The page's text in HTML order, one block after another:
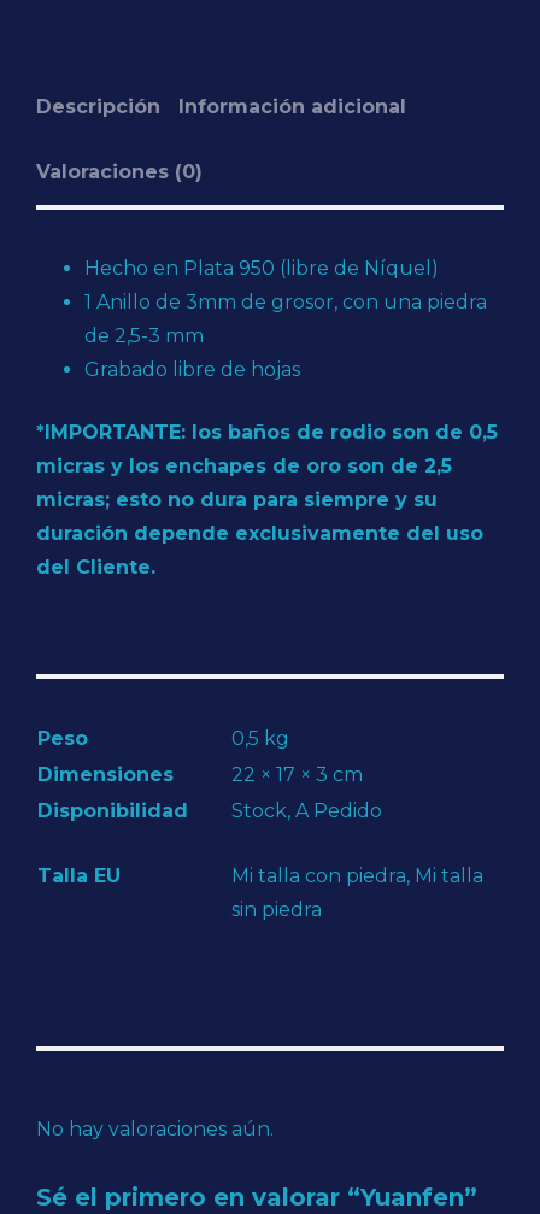
Descripción Información adicional
Valoraciones (0)
Hecho en Plata 950 (libre de Níquel)
1 Anillo de 3mm de grosor, con una piedra
de 2,5-3 mm
Grabado libre de hojas
*IMPORTANTE: los baños de rodio son de 0,5
micras y los enchapes de oro son de 2,5
micras; esto no dura para siempre y su
duración depende exclusivamente del uso
del Cliente.
Peso
0,5 kg
Dimensiones
22 × 17 × 3 cm
Disponibilidad
Stock, A Pedido
Talla EU
Mi talla con piedra, Mi talla
sin piedra
No hay valoraciones aún.
Sé el primero en valorar “Yuanfen”